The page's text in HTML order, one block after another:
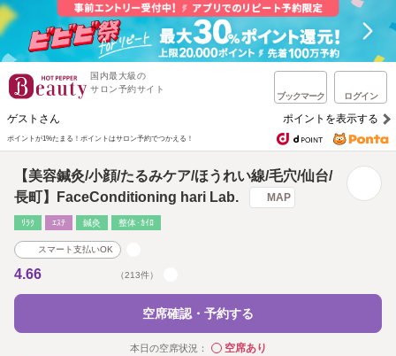
国内最大級の
サロン予約サイト
ブックマーク ログイン
ゲストさん ポイントを表示する
ポイントが1%たまる！ ポイントはサロン予約でつかえる！
【美容鍼灸/小顔/たるみケア/ほうれい線/毛穴/仙台/
長町】FaceConditioning hari Lab.
MAP
ﾘﾗｸ ｴｽﾃ 鍼灸 整体･ｶｲﾛ
スマート支払いOK
4.66 （213件）
空席確認・予約する
本日の空席状況： ◯空席あり